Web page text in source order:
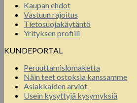
Kaupan ehdot
Vastuun rajoitus
Tietosuojakäytäntö
Yrityksen profiili
KUNDEPORTAL
Peruuttamislomaketta
Näin teet ostoksia kanssamme
Asiakkaiden arviot
Usein kysyttyjä kysymyksiä